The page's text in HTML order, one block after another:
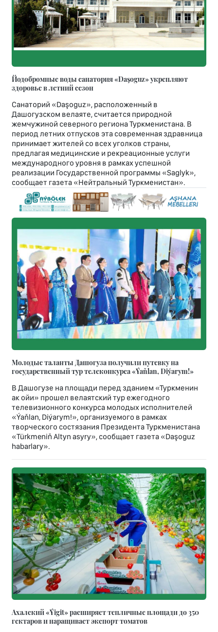
Йодобромные воды санатория «Daşoguz» укрепляют
здоровье в летний сезон
Санаторий «Daşoguz», расположенный в
Дашогузском велаяте, считается природной
жемчужиной северного региона Туркменистана. В
период летних отпусков эта современная здравница
принимает жителей со всех уголков страны,
предлагая медицинские и рекреационные услуги
международного уровня в рамках успешной
реализации Государственной программы «Saglyk»,
сообщает газета «Нейтральный Туркменистан».
Молодые таланты Дашогуза получили путевку на
государственный тур телеконкурса «Ýaňlan, Diýarym!»
В Дашогузе на площади перед зданием «Туркменин
ак ойи» прошел велаятский тур ежегодного
телевизионного конкурса молодых исполнителей
«Ýaňlan, Diýarym!», организуемого в рамках
творческого состязания Президента Туркменистана
«Türkmeniň Altyn asyry», сообщает газета «Daşoguz
habarlary».
Ахалский «Ýigit» расширяет тепличные площади до 350
гектаров и наращивает экспорт томатов